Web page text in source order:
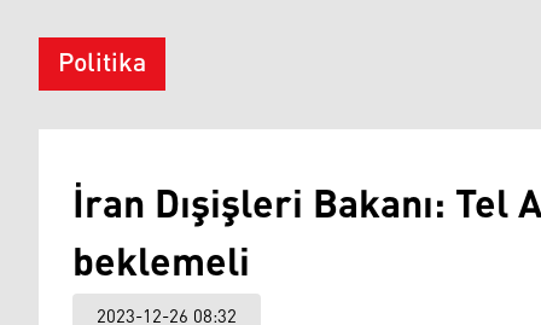
Politika
İran Dışişleri Bakanı:
beklemeli
2023-12-26 08:32